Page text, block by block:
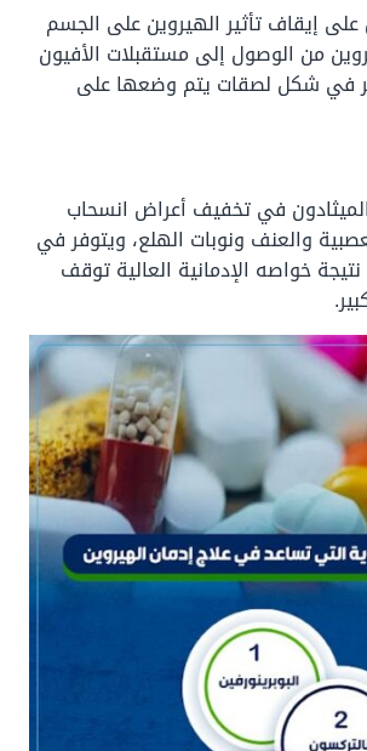
على إيقاف تأثير الهيروين على الجسم
من الوصول إلى مستقبلات الأفيون
في شكل لصقات يتم وضعها على
في تخفيف أعراض انسحاب
والعنف ونوبات الهلع، ويتوفر في
خواصه الإدمانية العالية توقف